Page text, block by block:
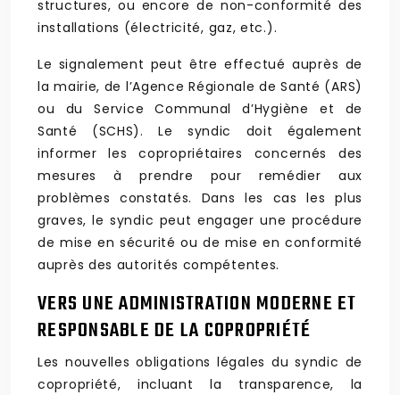
structures, ou encore de non-conformité des
installations (électricité, gaz, etc.).
Le signalement peut être effectué auprès de
la mairie, de l’Agence Régionale de Santé (ARS)
ou du Service Communal d’Hygiène et de
Santé (SCHS). Le syndic doit également
informer les copropriétaires concernés des
mesures à prendre pour remédier aux
problèmes constatés. Dans les cas les plus
graves, le syndic peut engager une procédure
de mise en sécurité ou de mise en conformité
auprès des autorités compétentes.
VERS UNE ADMINISTRATION MODERNE ET
RESPONSABLE DE LA COPROPRIÉTÉ
Les nouvelles obligations légales du syndic de
copropriété, incluant la transparence, la